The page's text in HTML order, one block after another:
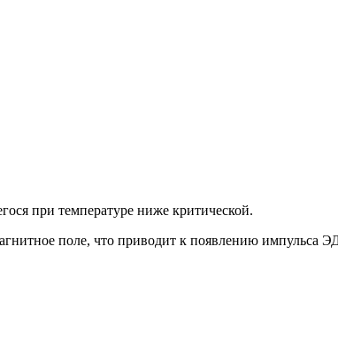
при температуре ниже критической.
поле, что приводит к появлению импульса